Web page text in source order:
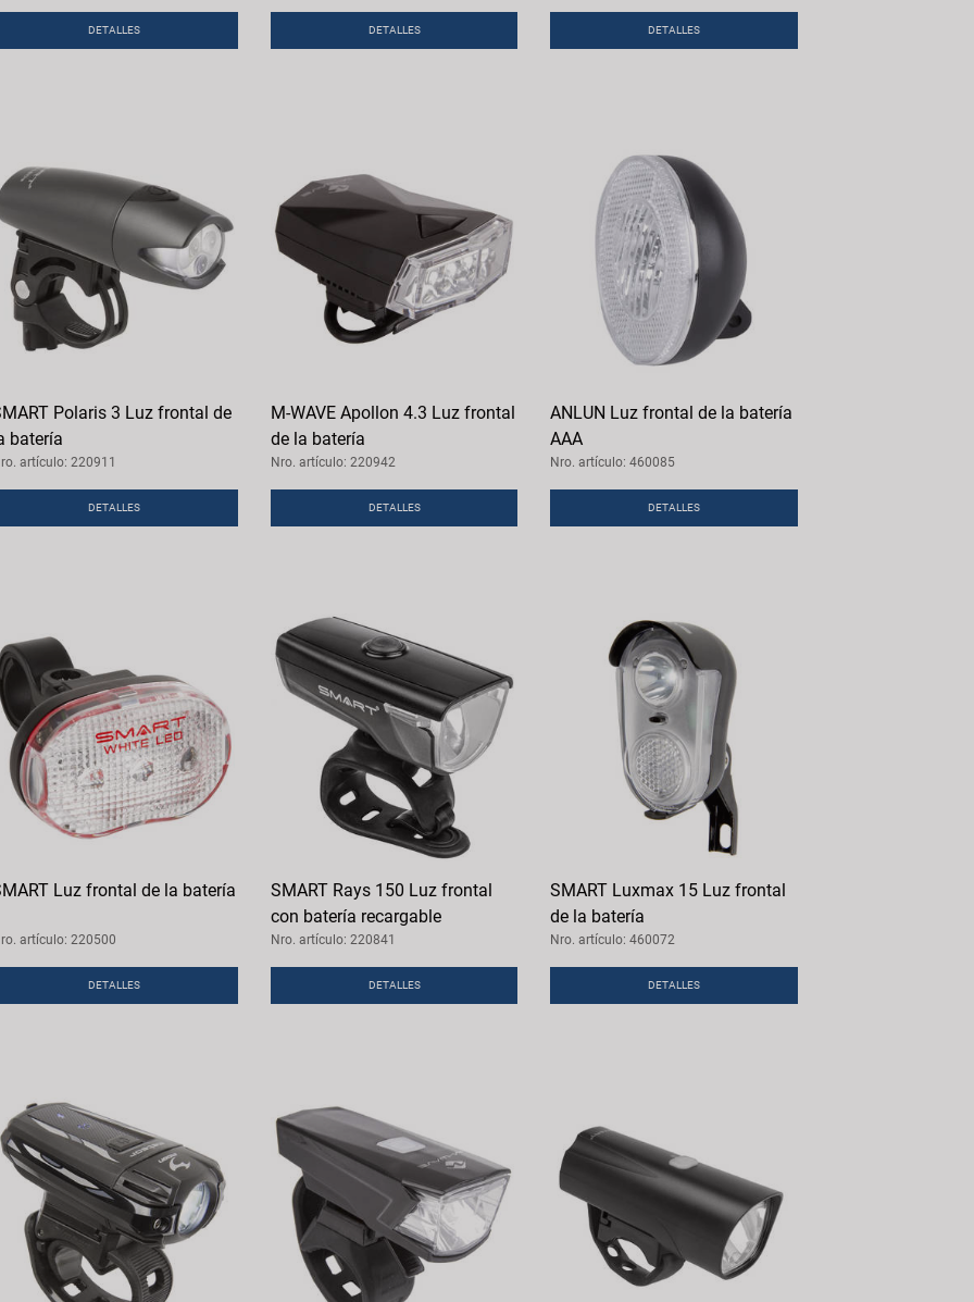
DETALLES DETALLES DETALLES
Polaris 3 Luz frontal de
batería
artículo: 220911
DETALLES
M-WAVE Apollon 4.3 Luz frontal
de la batería
Nro. artículo: 220942
DETALLES
ANLUN Luz frontal de la batería
AAA
Nro. artículo: 460085
DETALLES
Luz frontal de la batería
artículo: 220500
DETALLES
SMART Rays 150 Luz frontal
con batería recargable
Nro. artículo: 220841
DETALLES
SMART Luxmax 15 Luz frontal
de la batería
Nro. artículo: 460072
DETALLES